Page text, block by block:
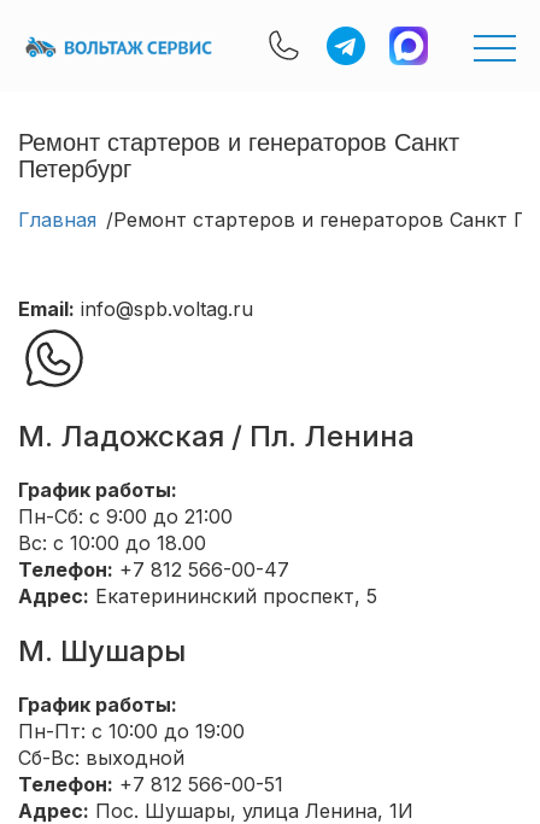
Ремонт стартеров и генераторов Санкт
Петербург
Главная Ремонт стартеров и генераторов Санкт
Email: info@spb.voltag.ru
М. Ладожская / Пл. Ленина
График работы:
Пн-Сб: с 9:00 до 21:00
Вс: с 10:00 до 18.00
Телефон: +7 812 566-00-47
Адрес: Екатерининский проспект, 5
М. Шушары
График работы:
Пн-Пт: с 10:00 до 19:00
Сб-Вс: выходной
Телефон: +7 812 566-00-51
Адрес: Пос. Шушары, улица Ленина, 1И